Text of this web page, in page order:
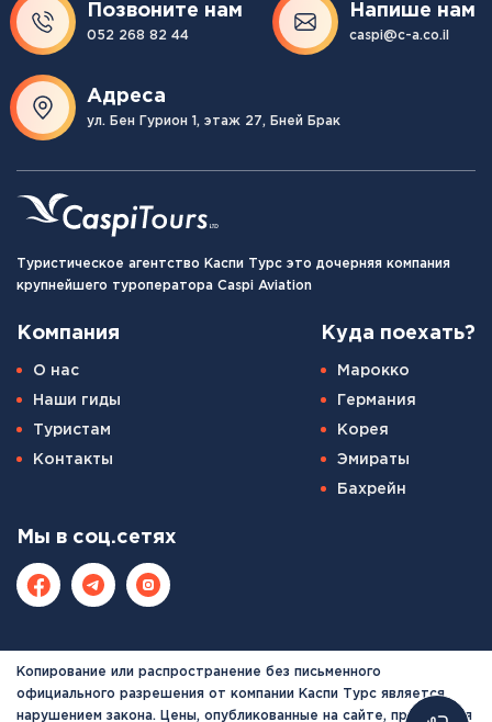
Позвоните нам
052 268 82 44
Напише нам
caspi@c-a.co.il
Адреса
ул. Бен Гурион 1, этаж 27, Бней Брак
Туристическое агентство Каспи Турс это дочерняя компания
крупнейшего туроператора Caspi Aviation
Компания
О нас
Наши гиды
Туристам
Контакты
Куда поехать?
Марокко
Германия
Корея
Эмираты
Бахрейн
Мы в соц.сетях
Копирование или распространение без письменного
официального разрешения от компании Каспи Турс является
нарушением закона. Цены, опубликованные на сайте, приводятся